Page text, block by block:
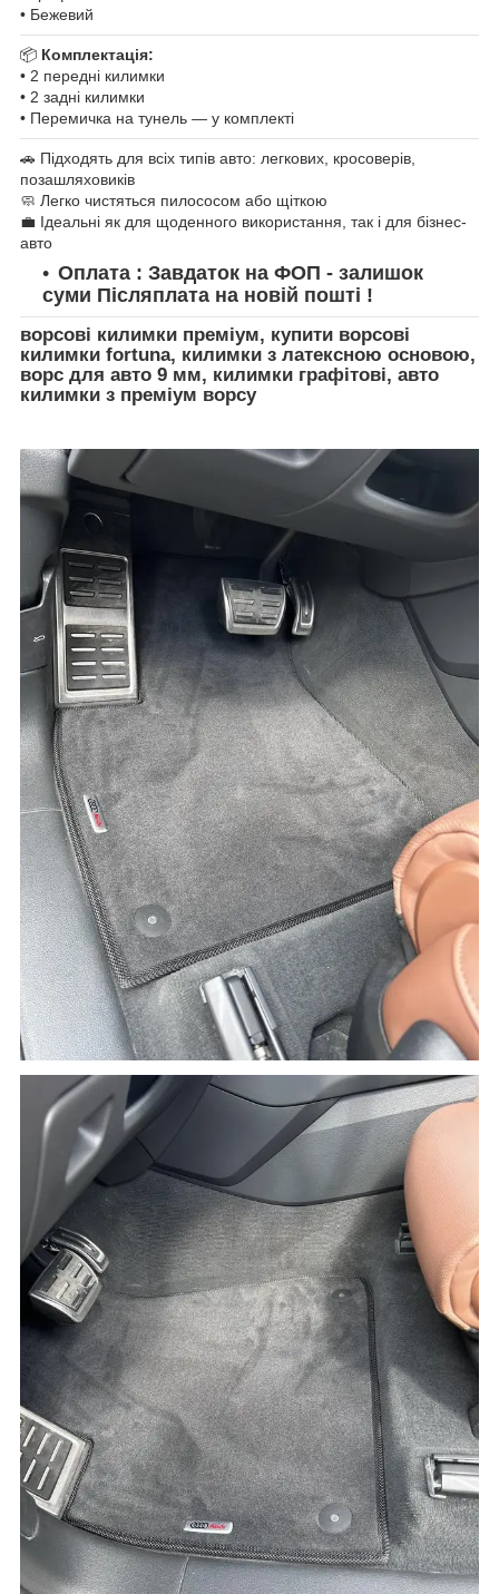
• Бежевий
📦 Комплектація:
• 2 передні килимки
• 2 задні килимки
• Перемичка на тунель — у комплекті
🚗 Підходять для всіх типів авто: легкових, кросоверів,
позашляховиків
🧼 Легко чистяться пилососом або щіткою
💼 Ідеальні як для щоденного використання, так і для бізнес-
авто
Оплата : Завдаток на ФОП - залишок
суми Післяплата на новій пошті !
ворсові килимки преміум, купити ворсові
килимки fortuna, килимки з латексною основою,
ворс для авто 9 мм, килимки графітові, авто
килимки з преміум ворсу